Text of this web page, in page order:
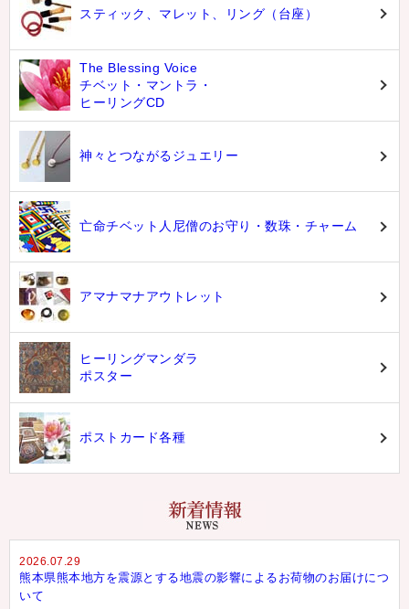
スティック、マレット、リング（台座）
The Blessing Voice
チベット・マントラ・
ヒーリングCD
神々とつながるジュエリー
亡命チベット人尼僧のお守り・数珠・チャーム
アマナマナアウトレット
ヒーリングマンダラ
ポスター
ポストカード各種
2026.07.29
熊本県熊本地方を震源とする地震の影響によるお荷物のお届けにつ
いて